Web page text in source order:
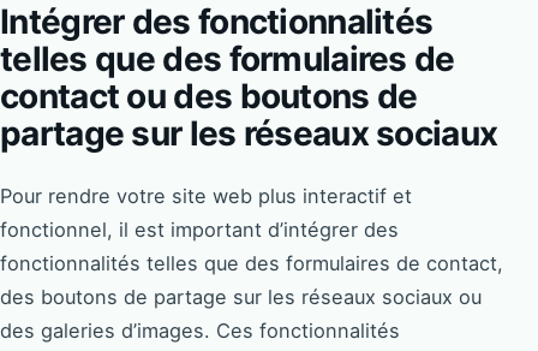
Intégrer des fonctionnalités
telles que des formulaires de
contact ou des boutons de
partage sur les réseaux sociaux
Pour rendre votre site web plus interactif et
fonctionnel, il est important d’intégrer des
fonctionnalités telles que des formulaires de contact,
des boutons de partage sur les réseaux sociaux ou
des galeries d’images. Ces fonctionnalités